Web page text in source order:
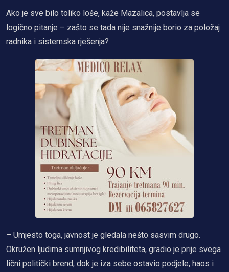
Ako je sve bilo toliko loše, kaže Mazalica, postavlja se
logično pitanje – zašto se tada nije snažnije borio za položaj
radnika i sistemska rješenja?
– Umjesto toga, javnost je gledala nešto sasvim drugo.
Okružen ljudima sumnjivog kredibiliteta, gradio je prije svega
lični politički brend, dok je iza sebe ostavio podjele, haos i